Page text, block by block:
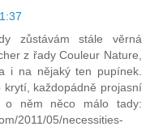
zůstávám stále věrná
z řady Couleur Nature,
i na nějaký ten pupínek.
krytí, každopádně projasní
o něm něco málo tady:
2011/05/necessities-